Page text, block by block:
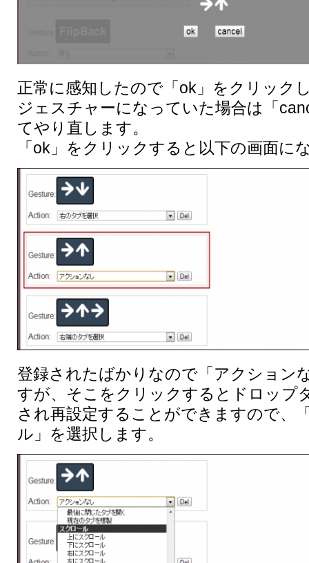
正常に感知したので「ok」をクリック
ジェスチャーになっていた場合は「
てやり直します。
「ok」をクリックすると以下の画面に
登録されたばかりなので「アクション
すが、そこをクリックするとドロップ
され再設定することができますので、
ル」を選択します。